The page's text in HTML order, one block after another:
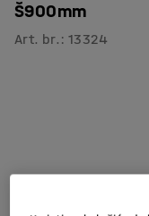
Š900mm
Art. br. :13324